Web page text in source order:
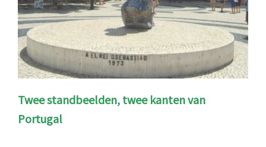
Twee standbeelden, twee kanten van
Portugal